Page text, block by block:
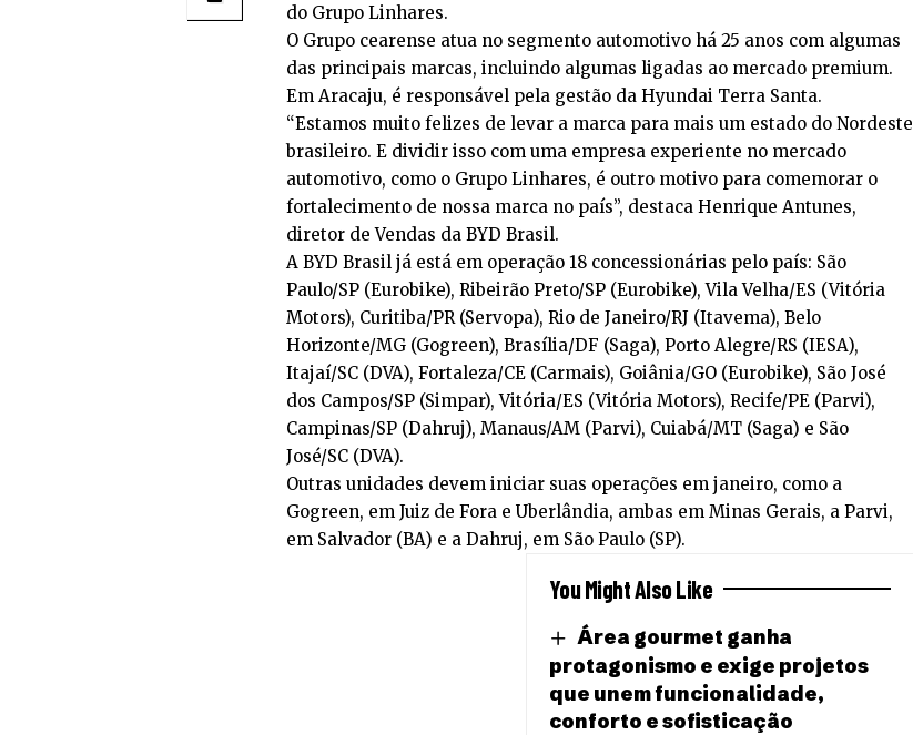
do Grupo Linhares.
O Grupo cearense atua no segmento automotivo há 25 anos com algumas
das principais marcas, incluindo algumas ligadas ao mercado premium.
Em Aracaju, é responsável pela gestão da Hyundai Terra Santa.
“Estamos muito felizes de levar a marca para mais um estado do Nordeste
brasileiro. E dividir isso com uma empresa experiente no mercado
automotivo, como o Grupo Linhares, é outro motivo para comemorar o
fortalecimento de nossa marca no país”, destaca Henrique Antunes,
diretor de Vendas da BYD Brasil.
A BYD Brasil já está em operação 18 concessionárias pelo país: São
Paulo/SP (Eurobike), Ribeirão Preto/SP (Eurobike), Vila Velha/ES (Vitória
Motors), Curitiba/PR (Servopa), Rio de Janeiro/RJ (Itavema), Belo
Horizonte/MG (Gogreen), Brasília/DF (Saga), Porto Alegre/RS (IESA),
Itajaí/SC (DVA), Fortaleza/CE (Carmais), Goiânia/GO (Eurobike), São José
dos Campos/SP (Simpar), Vitória/ES (Vitória Motors), Recife/PE (Parvi),
Campinas/SP (Dahruj), Manaus/AM (Parvi), Cuiabá/MT (Saga) e São
José/SC (DVA).
Outras unidades devem iniciar suas operações em janeiro, como a
Gogreen, em Juiz de Fora e Uberlândia, ambas em Minas Gerais, a Parvi,
em Salvador (BA) e a Dahruj, em São Paulo (SP).
You Might Also Like
Área gourmet ganha
protagonismo e exige projetos
que unem funcionalidade,
conforto e sofisticação